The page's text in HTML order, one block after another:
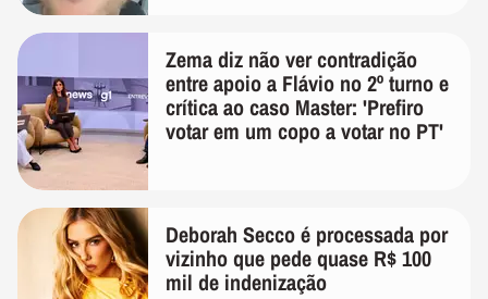
Zema diz não ver contradição
entre apoio a Flávio no 2º turno e
crítica ao caso Master: 'Prefiro
votar em um copo a votar no PT'
Deborah Secco é processada por
vizinho que pede quase R$ 100
mil de indenização